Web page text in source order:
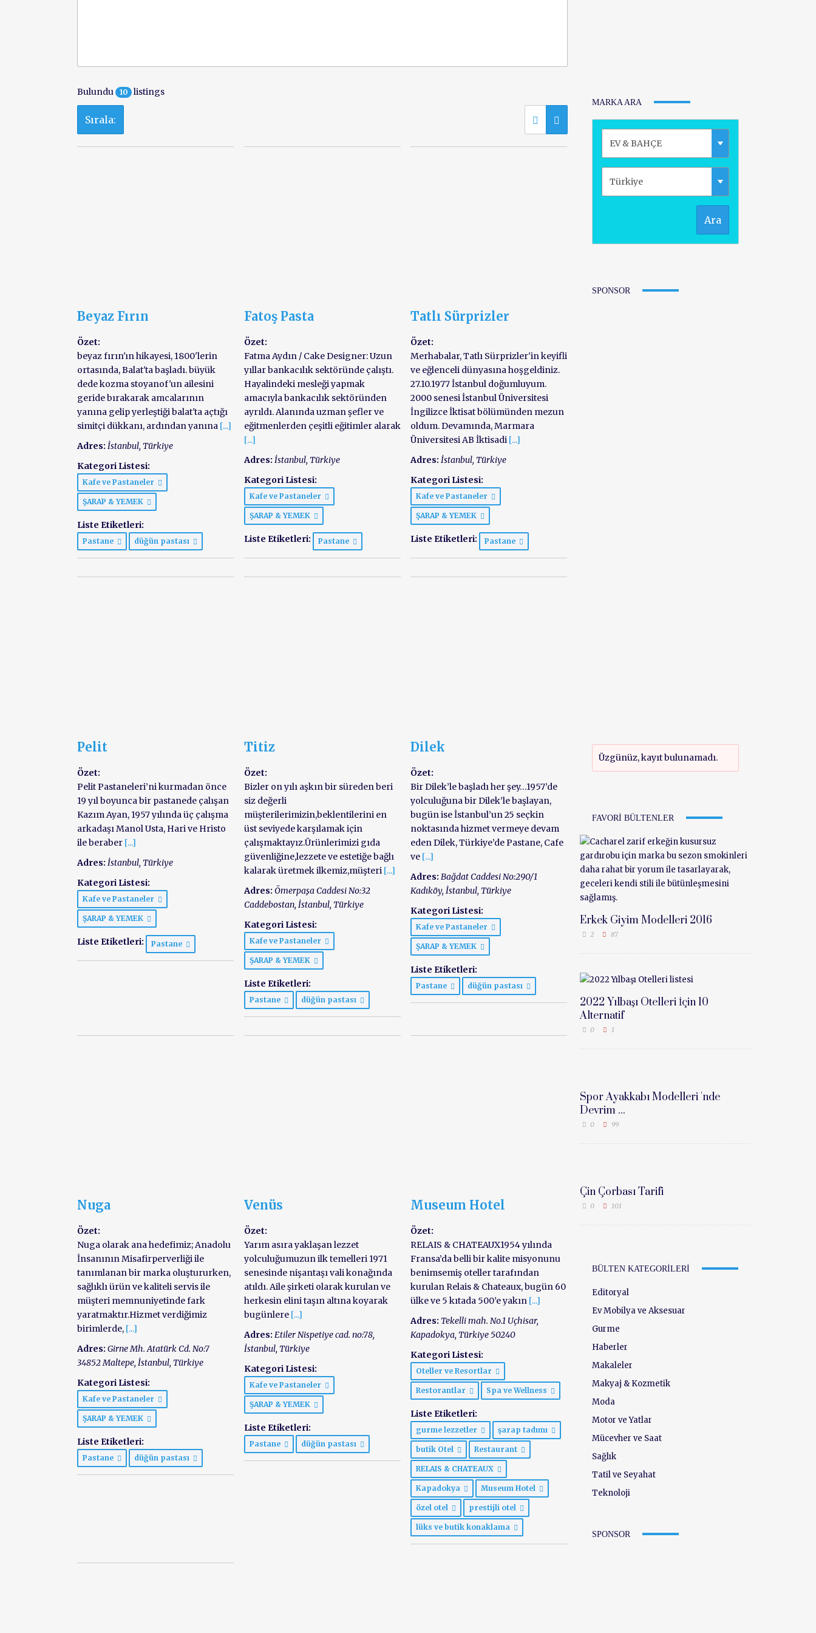
Bulundu 10 listings
Sırala:
Beyaz Fırın
Özet:
beyaz fırın'ın hikayesi, 1800'lerin
ortasında, Balat'ta başladı. büyük
dede kozma stoyanof'un ailesini
geride bırakarak amcalarının
yanına gelip yerleştiği balat'ta açtığı
simitçi dükkanı, ardından yanına [...]
Adres: İstanbul, Türkiye
Kategori Listesi:
Kafe ve Pastaneler
ŞARAP & YEMEK
Liste Etiketleri:
Pastane düğün pastası
Fatoş Pasta
Özet:
Fatma Aydın / Cake Designer: Uzun
yıllar bankacılık sektöründe çalıştı.
Hayalindeki mesleği yapmak
amacıyla bankacılık sektöründen
ayrıldı. Alanında uzman şefler ve
eğitmenlerden çeşitli eğitimler alarak
[...]
Adres: İstanbul, Türkiye
Kategori Listesi:
Kafe ve Pastaneler
ŞARAP & YEMEK
Liste Etiketleri: Pastane
Tatlı Sürprizler
Özet:
Merhabalar, Tatlı Sürprizler'in keyifli
ve eğlenceli dünyasına hoşgeldiniz.
27.10.1977 İstanbul doğumluyum.
2000 senesi İstanbul Üniversitesi
İngilizce İktisat bölümünden mezun
oldum. Devamında, Marmara
Üniversitesi AB İktisadi [...]
Adres: İstanbul, Türkiye
Kategori Listesi:
Kafe ve Pastaneler
ŞARAP & YEMEK
Liste Etiketleri: Pastane
Pelit
Özet:
Pelit Pastaneleri’ni kurmadan önce
19 yıl boyunca bir pastanede çalışan
Kazım Ayan, 1957 yılında üç çalışma
arkadaşı Manol Usta, Hari ve Hristo
ile beraber [...]
Adres: İstanbul, Türkiye
Kategori Listesi:
Kafe ve Pastaneler
ŞARAP & YEMEK
Liste Etiketleri: Pastane
Titiz
Özet:
Bizler on yılı aşkın bir süreden beri
siz değerli
müşterilerimizin,beklentilerini en
üst seviyede karşılamak için
çalışmaktayız.Ürünlerimizi gıda
güvenliğine,lezzete ve estetiğe bağlı
kalarak üretmek ilkemiz,müşteri [...]
Adres: Ömerpaşa Caddesi No:32
Caddebostan, İstanbul, Türkiye
Kategori Listesi:
Kafe ve Pastaneler
ŞARAP & YEMEK
Liste Etiketleri:
Pastane düğün pastası
Dilek
Özet:
Bir Dilek’le başladı her şey…1957’de
yolculuğuna bir Dilek’le başlayan,
bugün ise İstanbul’un 25 seçkin
noktasında hizmet vermeye devam
eden Dilek, Türkiye’de Pastane, Cafe
ve [...]
Adres: Bağdat Caddesi No:290/1
Kadıköy,İstanbul, Türkiye
Kategori Listesi:
Kafe ve Pastaneler
ŞARAP & YEMEK
Liste Etiketleri:
Pastane düğün pastası
Nuga
Özet:
Nuga olarak ana hedefimiz; Anadolu
İnsanının Misafirperverliği ile
tanımlanan bir marka oluştururken,
sağlıklı ürün ve kaliteli servis ile
müşteri memnuniyetinde fark
yaratmaktır.Hizmet verdiğimiz
birimlerde, [...]
Adres: Girne Mh. Atatürk Cd. No:7
34852 Maltepe, İstanbul, Türkiye
Kategori Listesi:
Kafe ve Pastaneler
ŞARAP & YEMEK
Liste Etiketleri:
Pastane düğün pastası
Venüs
Özet:
Yarım asıra yaklaşan lezzet
yolculuğumuzun ilk temelleri 1971
senesinde nişantaşı vali konağında
atıldı. Aile şirketi olarak kurulan ve
herkesin elini taşın altına koyarak
bugünlere [...]
Adres: Etiler Nispetiye cad. no:78,
İstanbul, Türkiye
Kategori Listesi:
Kafe ve Pastaneler
ŞARAP & YEMEK
Liste Etiketleri:
Pastane düğün pastası
Museum Hotel
Özet:
RELAIS & CHATEAUX1954 yılında
Fransa’da belli bir kalite misyonunu
benimsemiş oteller tarafından
kurulan Relais & Chateaux, bugün 60
ülke ve 5 kıtada 500’e yakın [...]
Adres: Tekelli mah. No.1 Uçhisar,
Kapadokya, Türkiye50240
Kategori Listesi:
Oteller ve Resortlar
Restorantlar Spa ve Wellness
Liste Etiketleri:
gurme lezzetler şarap tadımı
butik Otel Restaurant
RELAIS & CHATEAUX
Kapadokya Museum Hotel
özel otel prestijli otel
lüks ve butik konaklama
MARKA ARA
Ara
SPONSOR
Üzgünüz, kayıt bulunamadı.
FAVORI BÜLTENLER
Erkek Giyim Modelleri 2016
2 87
2022 Yılbaşı Otelleri İçin 10
Alternatif
0 1
Spor Ayakkabı Modelleri 'nde
Devrim ...
0 99
Çin Çorbası Tarifi
0 101
BÜLTEN KATEGORILERI
Editoryal
Ev Mobilya ve Aksesuar
Gurme
Haberler
Makaleler
Makyaj & Kozmetik
Moda
Motor ve Yatlar
Mücevher ve Saat
Sağlık
Tatil ve Seyahat
Teknoloji
SPONSOR